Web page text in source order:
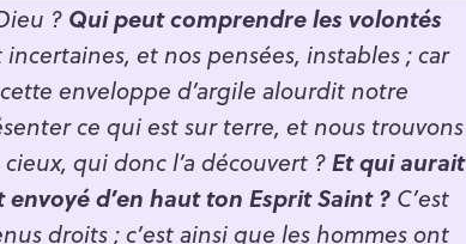
? Qui peut comprendre les volontés
et nos pensées, instables ; car
enveloppe d’argile alourdit notre
ce qui est sur terre, et nous trouvons
qui donc l’a découvert ?Et qui aurait
d’en haut ton Esprit Saint ?C’est
droits ; c’est ainsi que les hommes ont